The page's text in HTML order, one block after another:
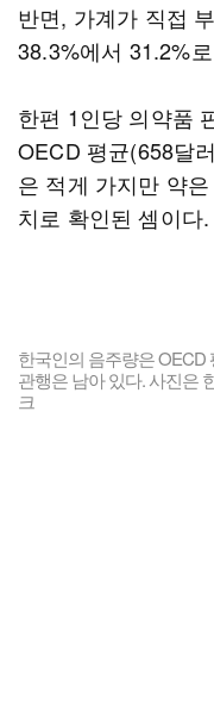
반면, 가계가 직접
38.3%에서 31.2%
한편 1인당 의약품
OECD 평균(658달
은 적게 가지만 약
치로 확인된 셈이다.
한국인의 음주량은
관행은 남아 있다. 사진은
크